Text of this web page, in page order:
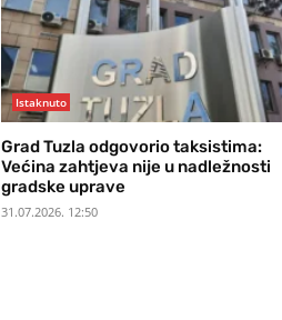
Istaknuto
Grad Tuzla odgovorio taksistima:
Većina zahtjeva nije u nadležnosti
gradske uprave
31.07.2026. 12:50